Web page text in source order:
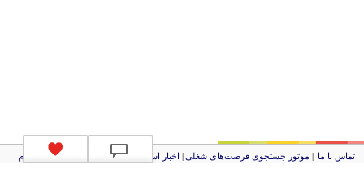
تماس با ما موتور جستجوی فرصت‌های شغلی اخبار استخدام |استخدام‌های دولتی|
استخدام‌